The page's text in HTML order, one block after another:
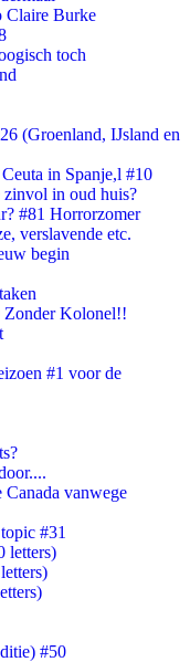
Claire Burke
toch
(Groenland, IJsland en
in Spanje,l #10
zinvol in oud huis?
#81 Horrorzomer
verslavende etc.
begin
Zonder Kolonel!!
#1 voor de
vanwege
#31
letters)
#50